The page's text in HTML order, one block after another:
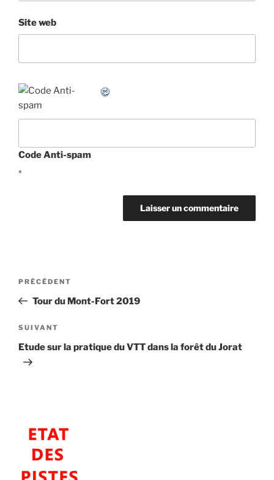
Site web
Code Anti-spam
*
Navigation
l’article
Article
précédent
PRÉCÉDENT
Tour du Mont-Fort 2019
Article
suivant
SUIVANT
Etude sur la pratique du VTT dans la forêt du Jorat